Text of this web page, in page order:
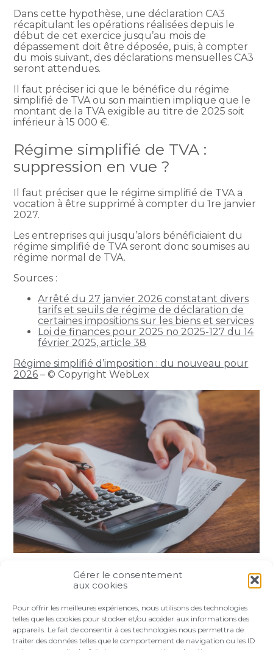
Gérer le consentement
aux cookies
Pour offrir les meilleures expériences, nous utilisons des technologies
telles que les cookies pour stocker et/ou accéder aux informations des
appareils. Le fait de consentir à ces technologies nous permettra de
traiter des données telles que le comportement de navigation ou les ID
Dans cette hypothèse, une déclaration CA3
récapitulant les opérations réalisées depuis le
début de cet exercice jusqu’au mois de
dépassement doit être déposée, puis, à compter
du mois suivant, des déclarations mensuelles CA3
seront attendues.
Il faut préciser ici que le bénéfice du régime
simplifié de TVA ou son maintien implique que le
montant de la TVA exigible au titre de 2025 soit
inférieur à 15 000 €.
Régime simplifié de TVA :
suppression en vue ?
Il faut préciser que le régime simplifié de TVA a
vocation à être supprimé à compter du 1re janvier
2027.
Les entreprises qui jusqu’alors bénéficiaient du
régime simplifié de TVA seront donc soumises au
régime normal de TVA.
Sources :
Arrêté du 27 janvier 2026 constatant divers
tarifs et seuils de régime de déclaration de
certaines impositions sur les biens et services
Loi de finances pour 2025 no 2025-127 du 14
février 2025, article 38
Régime simplifié d’imposition : du nouveau pour
2026 – © Copyright WebLex
FaceBook
TwitterLinkedIn